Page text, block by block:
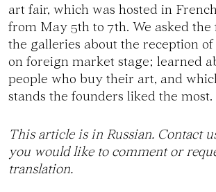
art fair, which was hosted in
from May 5th to 7th. We asked the
the galleries about the reception
on foreign market stage; learned
people who buy their art, and
stands the founders liked the most.
This article is in Russian. Contact
you would like to comment or
translation.